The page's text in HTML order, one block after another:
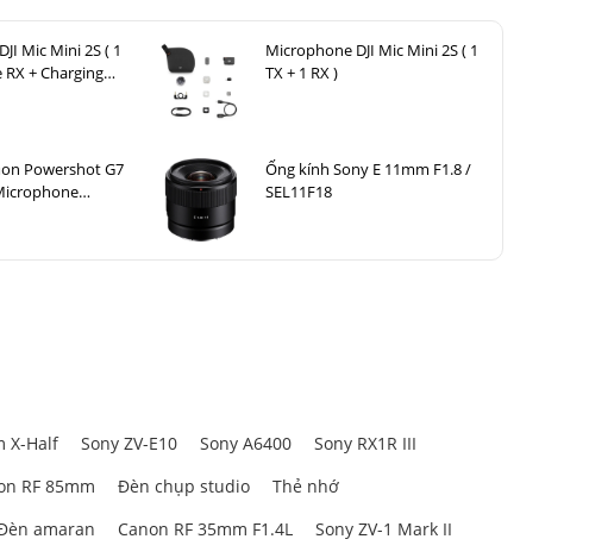
Mic Mini 2S ( 1
+ Charging
Microphone DJI Mic Mini 2S ( 1
TX + 1 RX )
Powershot G7
Ống kính Sony E 11mm F1.8 /
SEL11F18
X-Half Sony ZV-E10 Sony A6400
Sony RX1R III
RF 85mm Đèn chụp studio
Thẻ nhớ
amaran Canon RF 35mm F1.4L
Sony ZV-1 Mark II